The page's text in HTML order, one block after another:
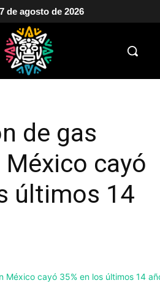
de agosto de 2026
de gas
cayó
últimos 14